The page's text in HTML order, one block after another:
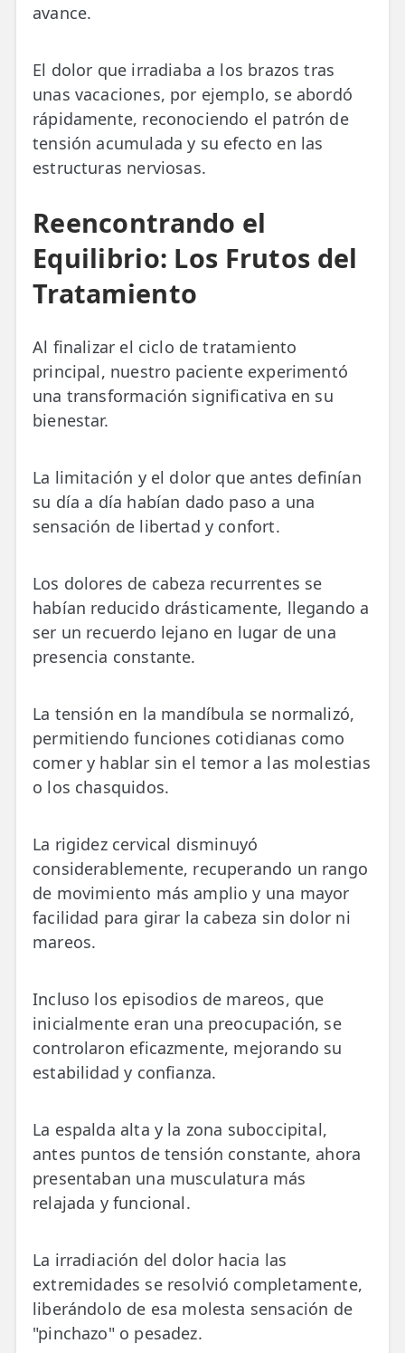
avance.
El dolor que irradiaba a los brazos tras
unas vacaciones, por ejemplo, se abordó
rápidamente, reconociendo el patrón de
tensión acumulada y su efecto en las
estructuras nerviosas.
Reencontrando el
Equilibrio: Los Frutos del
Tratamiento
Al finalizar el ciclo de tratamiento
principal, nuestro paciente experimentó
una transformación significativa en su
bienestar.
La limitación y el dolor que antes definían
su día a día habían dado paso a una
sensación de libertad y confort.
Los dolores de cabeza recurrentes se
habían reducido drásticamente, llegando a
ser un recuerdo lejano en lugar de una
presencia constante.
La tensión en la mandíbula se normalizó,
permitiendo funciones cotidianas como
comer y hablar sin el temor a las molestias
o los chasquidos.
La rigidez cervical disminuyó
considerablemente, recuperando un rango
de movimiento más amplio y una mayor
facilidad para girar la cabeza sin dolor ni
mareos.
Incluso los episodios de mareos, que
inicialmente eran una preocupación, se
controlaron eficazmente, mejorando su
estabilidad y confianza.
La espalda alta y la zona suboccipital,
antes puntos de tensión constante, ahora
presentaban una musculatura más
relajada y funcional.
La irradiación del dolor hacia las
extremidades se resolvió completamente,
liberándolo de esa molesta sensación de
"pinchazo" o pesadez.